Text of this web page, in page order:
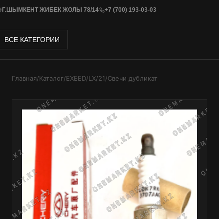
Г.ШЫМКЕНТ ЖИБЕК ЖОЛЫ 78/14 +7 (700) 193-03-03
ВСЕ КАТЕГОРИИ
Главная/Каталог/EXEED/LX/21/Свечи дубликат